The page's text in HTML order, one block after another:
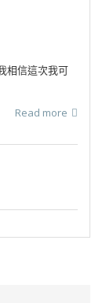
相信這次我可
Read more